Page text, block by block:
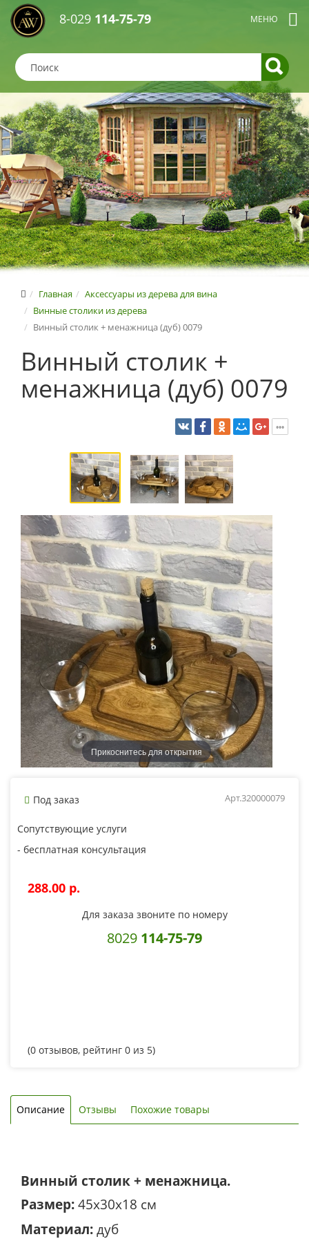
8-029 114-75-79
Главная
Аксессуары из дерева для вина
Винные столики из дерева
Винный столик + менажница (дуб) 0079
Винный столик +
менажница (дуб) 0079
Прикоснитесь для открытия
Под заказ Арт.320000079
Сопутствующие услуги
- бесплатная консультация
288.00 p.
Для заказа звоните по номеру
8029 114-75-79
(0 отзывов, рейтинг 0 из 5)
Описание Отзывы Похожие товары
Винный столик + менажница.
Размер: 45х30х18 см
Материал: дуб